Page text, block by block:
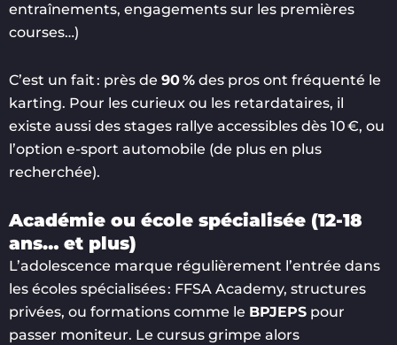
entraînements, engagements sur les premières
courses…)
C’est un fait : près de 90 % des pros ont fréquenté le
karting. Pour les curieux ou les retardataires, il
existe aussi des stages rallye accessibles dès 10 €, ou
l’option e-sport automobile (de plus en plus
recherchée).
Académie ou école spécialisée (12-18
ans… et plus)
L’adolescence marque régulièrement l’entrée dans
les écoles spécialisées : FFSA Academy, structures
privées, ou formations comme le BPJEPS pour
passer moniteur. Le cursus grimpe alors